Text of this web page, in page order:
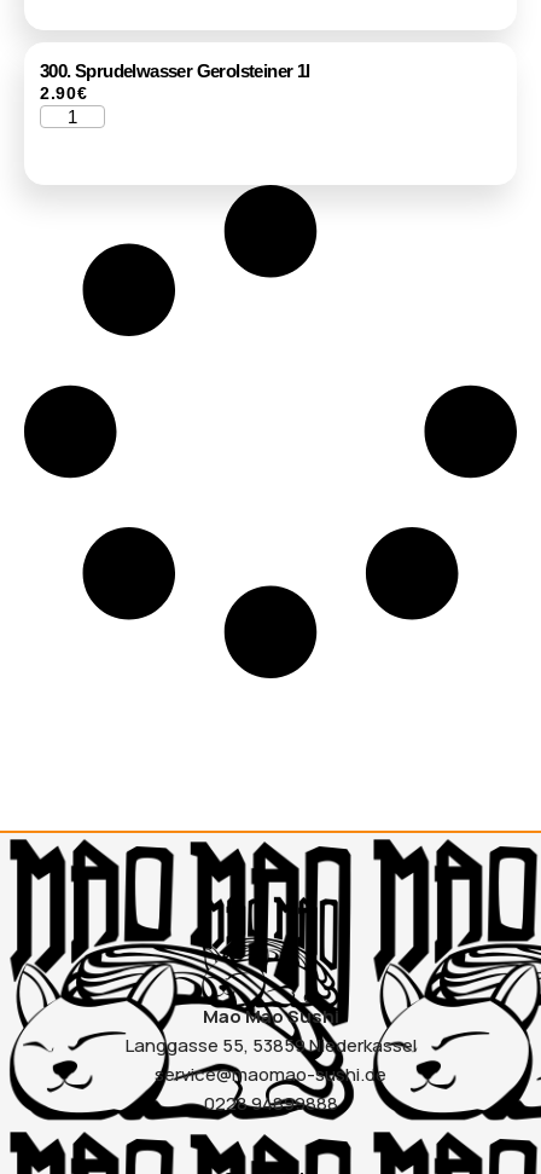
300. Sprudelwasser Gerolsteiner 1l
2.90€
Mao Mao Sushi
Langgasse 55, 53859 Niederkassel
service@maomao-sushi.de
0228 94899888